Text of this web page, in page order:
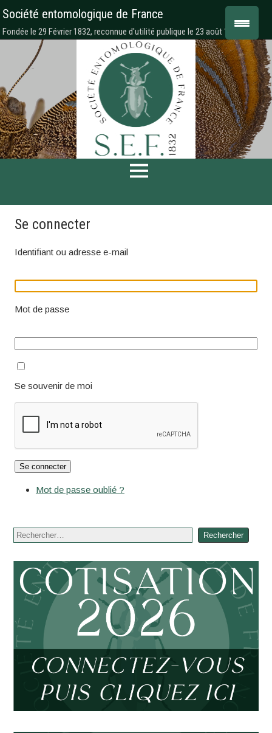
Société entomologique de France
Fondée le 29 Février 1832, reconnue d'utilité publique le 23 août 1878
Se connecter
Identifiant ou adresse e-mail
Mot de passe
Se souvenir de moi
Se connecter
Mot de passe oublié ?